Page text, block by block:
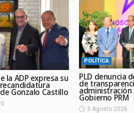
la ADP expresa su
Gonzalo Castillo
POLÍTICA
PLD denuncia
de
administración
Gobierno PRM
3 Agosto 2026